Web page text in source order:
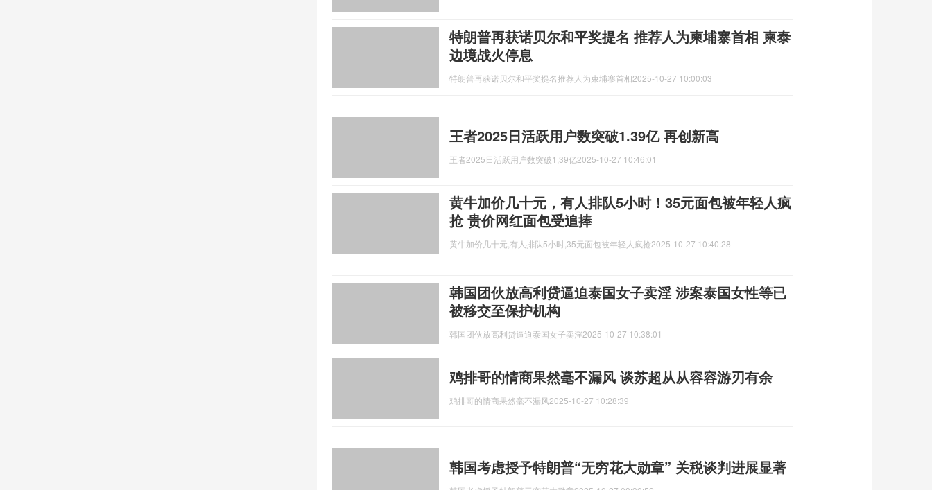
特朗普再获诺贝尔和平奖提名 推荐人为柬埔寨首相 柬泰
边境战火停息
特朗普再获诺贝尔和平奖提名推荐人为柬埔寨首相2025-10-27 10:00:03
王者2025日活跃用户数突破1.39亿 再创新高
王者2025日活跃用户数突破1,39亿2025-10-27 10:46:01
黄牛加价几十元，有人排队5小时！35元面包被年轻人疯
抢 贵价网红面包受追捧
黄牛加价几十元,有人排队5小时,35元面包被年轻人疯抢2025-10-27 10:40:28
韩国团伙放高利贷逼迫泰国女子卖淫 涉案泰国女性等已
被移交至保护机构
韩国团伙放高利贷逼迫泰国女子卖淫2025-10-27 10:38:01
鸡排哥的情商果然毫不漏风 谈苏超从从容容游刃有余
鸡排哥的情商果然毫不漏风2025-10-27 10:28:39
韩国考虑授予特朗普“无穷花大勋章” 关税谈判进展显著